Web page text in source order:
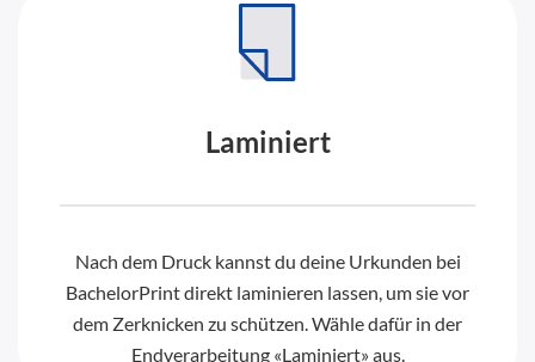
Laminiert
Nach dem Druck kannst du deine Urkunden bei
BachelorPrint direkt laminieren lassen, um sie vor
dem Zerknicken zu schützen. Wähle dafür in der
Endverarbeitung «Laminiert» aus.